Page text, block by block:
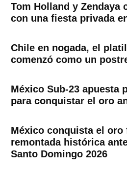
Tom Holland y Zendaya
con una fiesta privada
Chile en nogada, el
comenzó como un
México Sub-23 apuesta
para conquistar el oro
México conquista el oro
remontada histórica
Santo Domingo 2026